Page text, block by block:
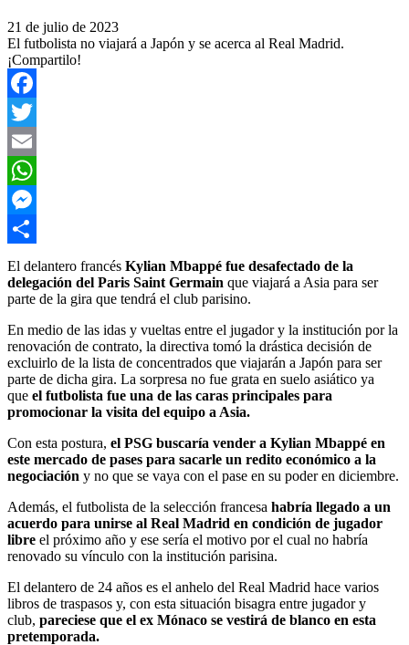
21 de julio de 2023
El futbolista no viajará a Japón y se acerca al Real Madrid.
¡Compartilo!
Facebook
Twitter
Email
WhatsApp
Messenger
Compartir
El delantero francés Kylian Mbappé fue desafectado de la
delegación del Paris Saint Germain que viajará a Asia para ser
parte de la gira que tendrá el club parisino.
En medio de las idas y vueltas entre el jugador y la institución por la
renovación de contrato, la directiva tomó la drástica decisión de
excluirlo de la lista de concentrados que viajarán a Japón para ser
parte de dicha gira. La sorpresa no fue grata en suelo asiático ya
que el futbolista fue una de las caras principales para
promocionar la visita del equipo a Asia.
Con esta postura, el PSG buscaría vender a Kylian Mbappé en
este mercado de pases para sacarle un redito económico a la
negociación y no que se vaya con el pase en su poder en diciembre.
Además, el futbolista de la selección francesa habría llegado a un
acuerdo para unirse al Real Madrid en condición de jugador
libre el próximo año y ese sería el motivo por el cual no habría
renovado su vínculo con la institución parisina.
El delantero de 24 años es el anhelo del Real Madrid hace varios
libros de traspasos y, con esta situación bisagra entre jugador y
club, pareciese que el ex Mónaco se vestirá de blanco en esta
pretemporada.